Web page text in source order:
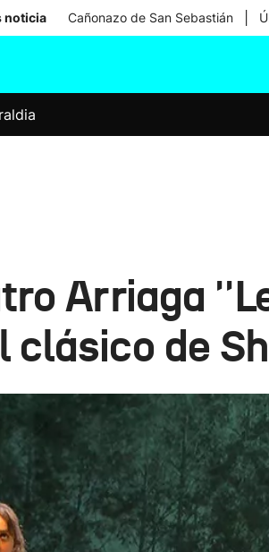
noticia Cañonazo de San Sebastián
Arriaga
clásico de